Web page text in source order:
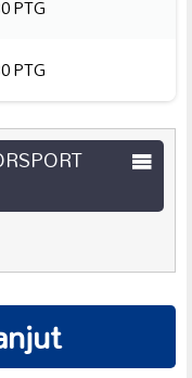
PTG
PTG